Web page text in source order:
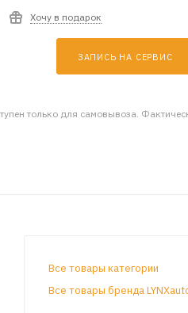
Хочу в подарок
ЗАПИСЬ НА СЕРВИС
только для самовывоза.
Все товары категории
Все товары бренда